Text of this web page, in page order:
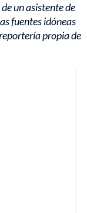
un asistente de
fuentes idóneas
propia de